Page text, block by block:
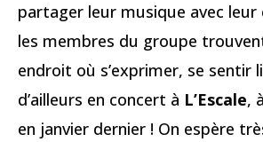
partager leur musique avec
les membres du groupe
endroit où s’exprimer, se sentir
d’ailleurs en concert à L’Escale, à
en janvier dernier ! On espère